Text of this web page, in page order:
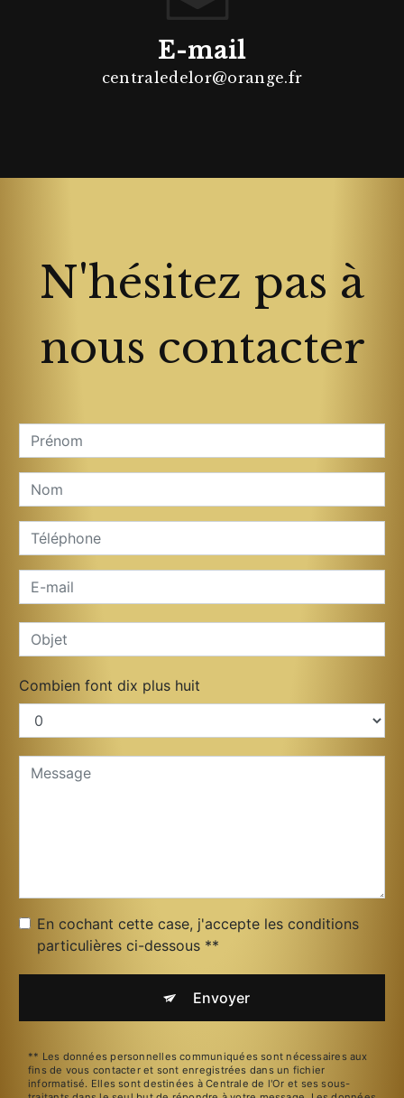
E-mail
centraledelor@orange.fr
N'hésitez pas à
nous contacter
Combien font dix plus huit
En cochant cette case, j'accepte les conditions
particulières ci-dessous **
Envoyer
** Les données personnelles communiquées sont nécessaires aux
fins de vous contacter et sont enregistrées dans un fichier
informatisé. Elles sont destinées à Centrale de l'Or et ses sous-